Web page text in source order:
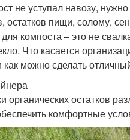
не уступал навозу, нужно
пищи, солому,
компоста – это не
Что касается
можно сделать
органических остатков
комфортные